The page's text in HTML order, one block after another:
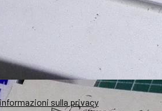
sulla privacy